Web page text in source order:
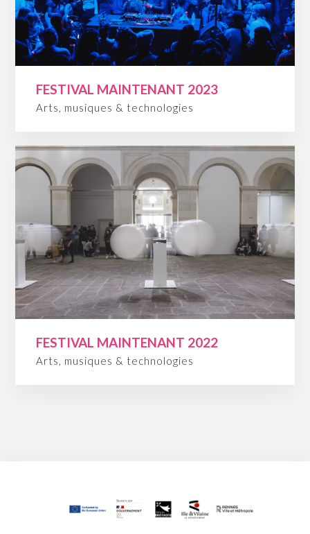
FESTIVAL MAINTENANT 2023
Arts, musiques & technologies
FESTIVAL MAINTENANT 2022
Arts, musiques & technologies